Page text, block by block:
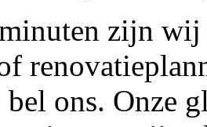
zijn wij
bel ons. Onze